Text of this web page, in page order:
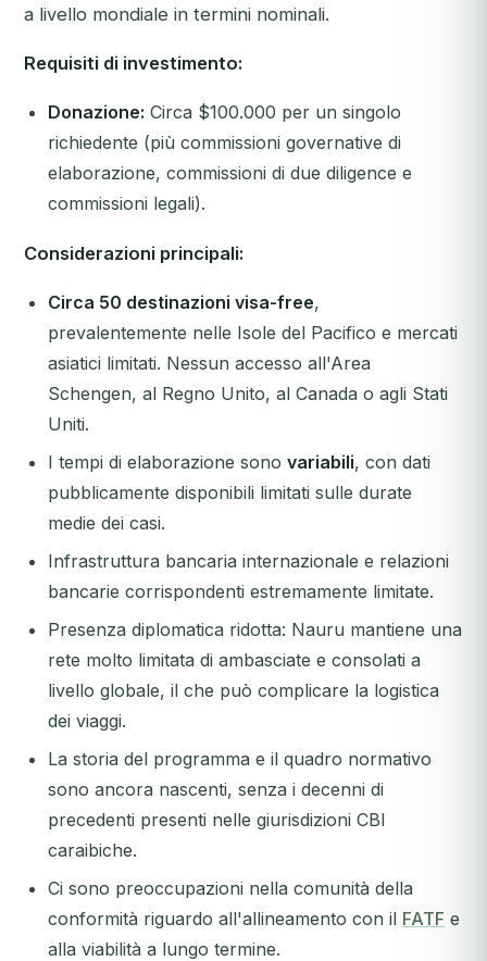
a livello mondiale in termini nominali.
Requisiti di investimento:
Donazione: Circa $100.000 per un singolo
richiedente (più commissioni governative di
elaborazione, commissioni di due diligence e
commissioni legali).
Considerazioni principali:
Circa 50 destinazioni visa-free,
prevalentemente nelle Isole del Pacifico e mercati
asiatici limitati. Nessun accesso all'Area
Schengen, al Regno Unito, al Canada o agli Stati
Uniti.
I tempi di elaborazione sono variabili, con dati
pubblicamente disponibili limitati sulle durate
medie dei casi.
Infrastruttura bancaria internazionale e relazioni
bancarie corrispondenti estremamente limitate.
Presenza diplomatica ridotta: Nauru mantiene una
rete molto limitata di ambasciate e consolati a
livello globale, il che può complicare la logistica
dei viaggi.
La storia del programma e il quadro normativo
sono ancora nascenti, senza i decenni di
precedenti presenti nelle giurisdizioni CBI
caraibiche.
Ci sono preoccupazioni nella comunità della
conformità riguardo all'allineamento con il FATF e
alla viabilità a lungo termine.